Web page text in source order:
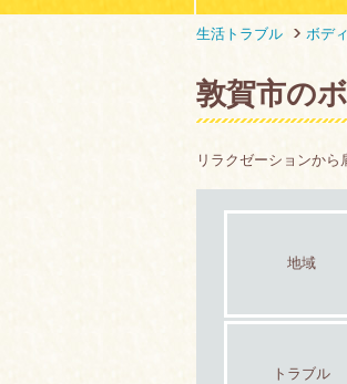
生活トラブル ボデ
敦賀市の
リラクゼーションか
地域
トラブル